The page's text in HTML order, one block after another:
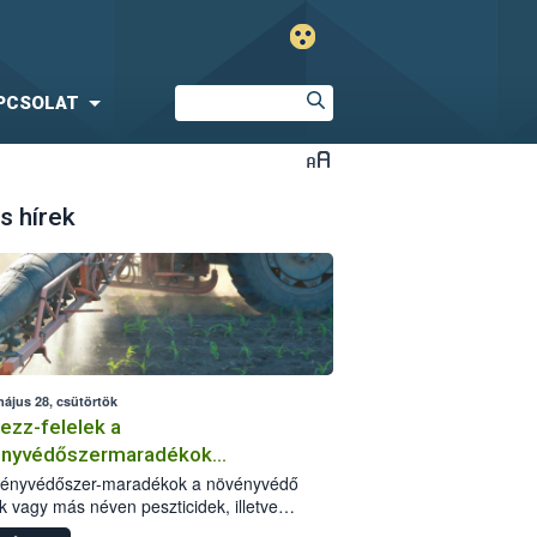
hírek
28, csütörtök
felelek a
kockázatáról
maradékok a növényvédő
vagy más néven peszticidek, illetve
kis mennyiségei, melyek a